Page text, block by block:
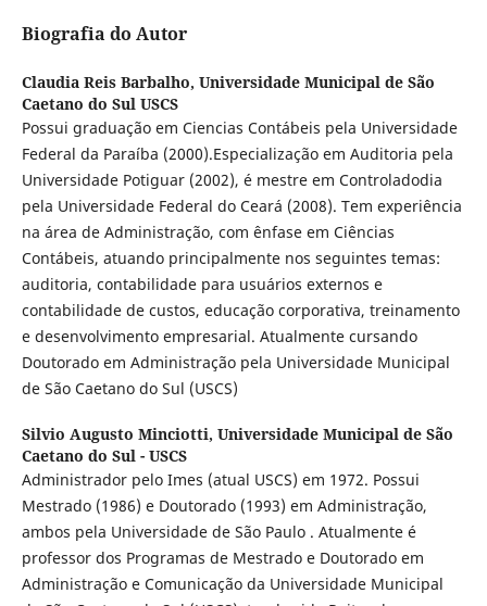
Biografia do Autor
Claudia Reis Barbalho, Universidade Municipal de São
Caetano do Sul USCS
Possui graduação em Ciencias Contábeis pela Universidade
Federal da Paraíba (2000).Especialização em Auditoria pela
Universidade Potiguar (2002), é mestre em Controladodia
pela Universidade Federal do Ceará (2008). Tem experiência
na área de Administração, com ênfase em Ciências
Contábeis, atuando principalmente nos seguintes temas:
auditoria, contabilidade para usuários externos e
contabilidade de custos, educação corporativa, treinamento
e desenvolvimento empresarial. Atualmente cursando
Doutorado em Administração pela Universidade Municipal
de São Caetano do Sul (USCS)
Silvio Augusto Minciotti, Universidade Municipal de São
Caetano do Sul - USCS
Administrador pelo Imes (atual USCS) em 1972. Possui
Mestrado (1986) e Doutorado (1993) em Administração,
ambos pela Universidade de São Paulo . Atualmente é
professor dos Programas de Mestrado e Doutorado em
Administração e Comunicação da Universidade Municipal